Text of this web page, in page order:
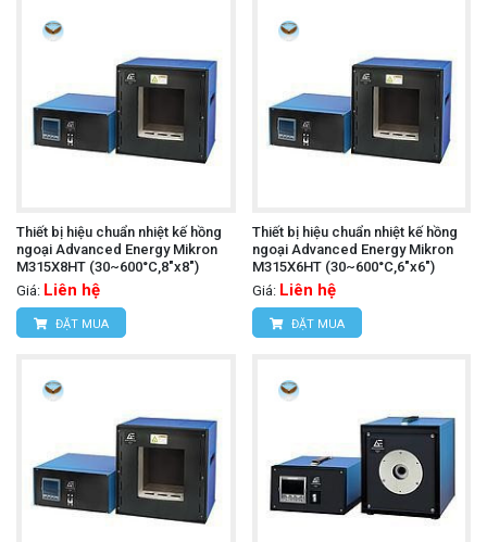
Thiết bị hiệu chuẩn nhiệt kế hồng
ngoại Advanced Energy Mikron
M315X8HT (30~600°C,8"x8")
Giá: Liên hệ
ĐẶT MUA
Thiết bị hiệu chuẩn nhiệt kế hồng
ngoại Advanced Energy Mikron
M315X6HT (30~600°C,6"x6")
Giá: Liên hệ
ĐẶT MUA